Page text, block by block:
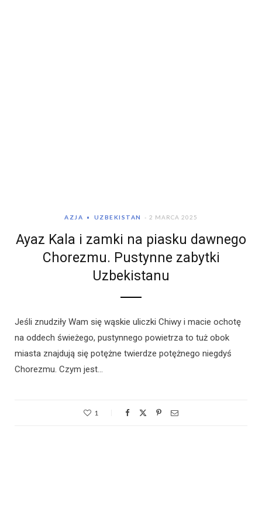
AZJA UZBEKISTAN 2 MARCA 2025
Ayaz Kala i zamki na piasku dawnego
Chorezmu. Pustynne zabytki
Uzbekistanu
Jeśli znudziły Wam się wąskie uliczki Chiwy i macie ochotę
na oddech świeżego, pustynnego powietrza to tuż obok
miasta znajdują się potężne twierdze potężnego niegdyś
Chorezmu. Czym jest…
1